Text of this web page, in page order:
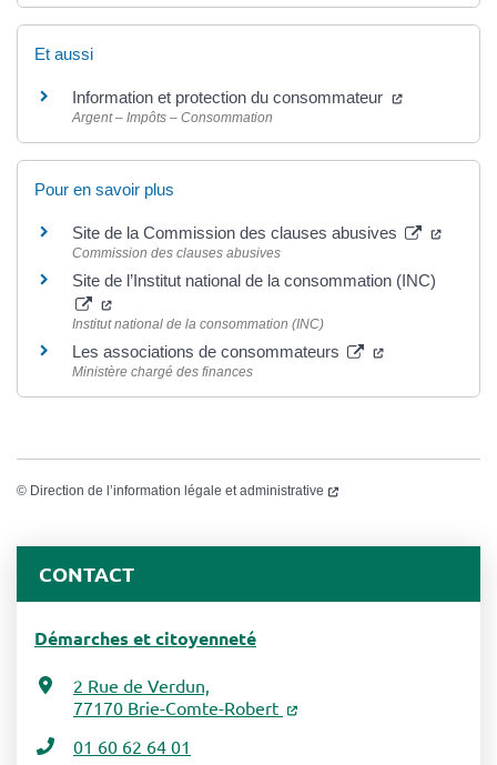
Et aussi
Information et protection du consommateur
Argent – Impôts – Consommation
Pour en savoir plus
Site de la Commission des clauses abusives
Commission des clauses abusives
Site de l’Institut national de la consommation (INC)
Institut national de la consommation (INC)
Les associations de consommateurs
Ministère chargé des finances
© Direction de l’information légale et administrative
CONTACT
Démarches et citoyenneté
2 Rue de Verdun,
77170 Brie-Comte-Robert
01 60 62 64 01